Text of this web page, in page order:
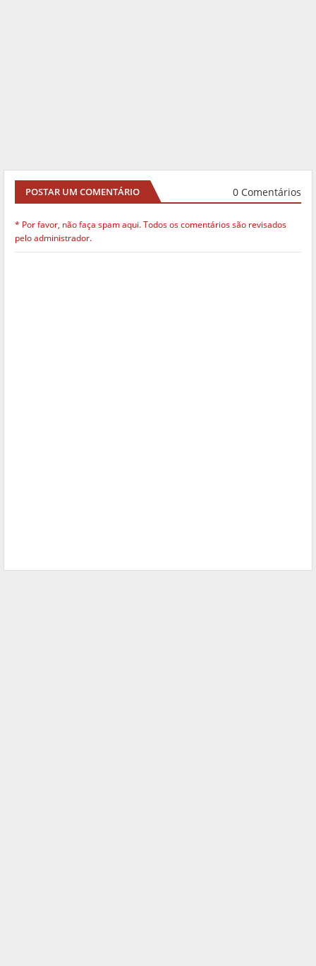
POSTAR UM COMENTÁRIO 0 Comentários
* Por favor, não faça spam aqui. Todos os comentários são revisados
pelo administrador.